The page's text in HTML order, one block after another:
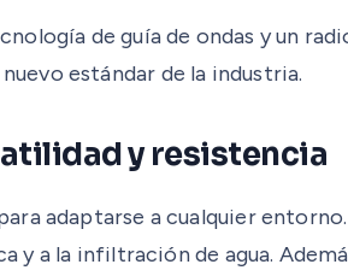
de guía de ondas y un
estándar de la industria.
y resistencia
adaptarse a cualquier
a la infiltración de agua.